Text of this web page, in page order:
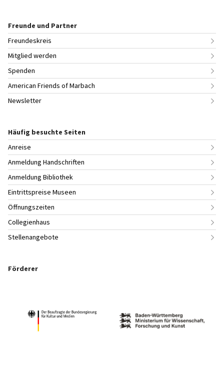
Freunde und Partner
Freundeskreis
Mitglied werden
Spenden
American Friends of Marbach
Newsletter
Häufig besuchte Seiten
Anreise
Anmeldung Handschriften
Anmeldung Bibliothek
Eintrittspreise Museen
Öffnungszeiten
Collegienhaus
Stellenangebote
Förderer